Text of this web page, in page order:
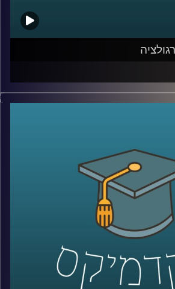
הצטרף אלינו היום ד״ר רועי סמואל
של הספורט והפעילות הגופנית
של הספורט, המאמץ, והביצוע
קדימה, אבל הרגולציה רק מתחילה
להבין את הכללים. בזמן שכלים כמו ChatGPT מנסחים,
האירופי והשוק האמריקאי?
כשהאלגוריתם יוצר תוכן? איך
לאחריות חברתית?
צד או לסלול דרך משלה?
היום עם שני מומחים כאן
בבית ספר הארי רדזינר למשפטים וד״ר
הארי רדזינר למשפטים, בינה מלאכותית,